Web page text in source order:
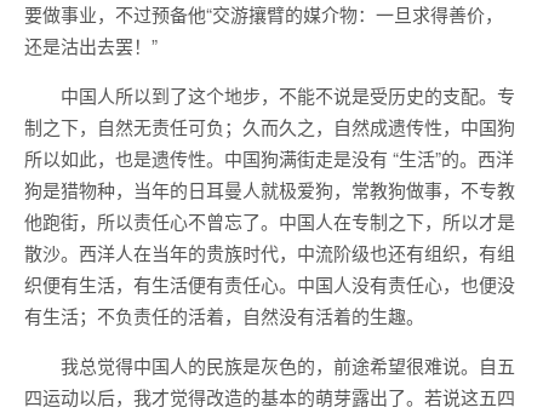
要做事业，不过预备他“交游攘臂的媒介物：一旦求得善价，
还是沽出去罢！”
中国人所以到了这个地步，不能不说是受历史的支配。专
制之下，自然无责任可负；久而久之，自然成遗传性，中国狗
所以如此，也是遗传性。中国狗满街走是没有 “生活”的。西洋
狗是猎物种，当年的日耳曼人就极爱狗，常教狗做事，不专教
他跑街，所以责任心不曾忘了。中国人在专制之下，所以才是
散沙。西洋人在当年的贵族时代，中流阶级也还有组织，有组
织便有生活，有生活便有责任心。中国人没有责任心，也便没
有生活；不负责任的活着，自然没有活着的生趣。
我总觉得中国人的民族是灰色的，前途希望很难说。自五
四运动以后，我才觉得改造的基本的萌芽露出了。若说这五四